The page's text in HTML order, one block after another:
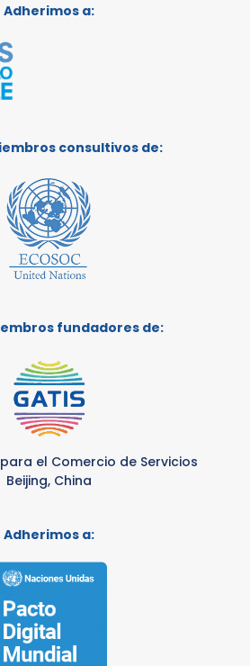
Adherimos a:
consultivos de:
fundadores de:
el Comercio de Servicios
Beijing, China
Adherimos a: